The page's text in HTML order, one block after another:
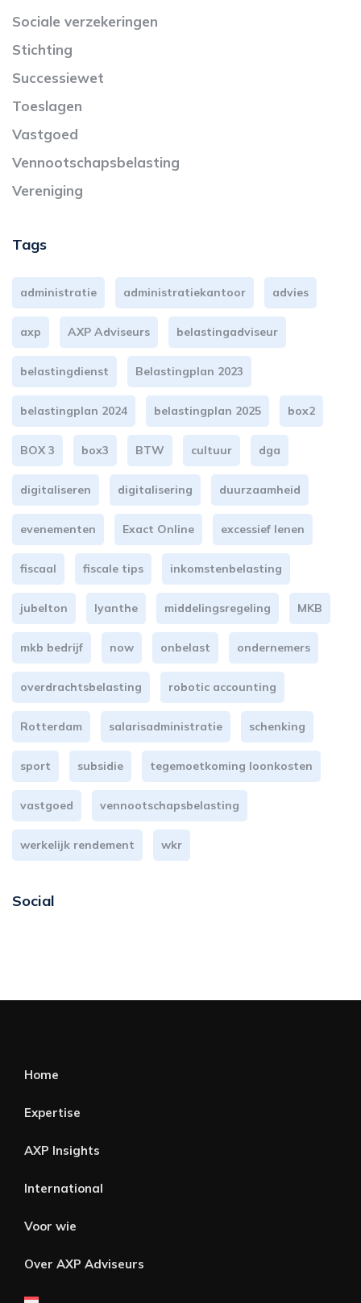
Sociale verzekeringen
Stichting
Successiewet
Toeslagen
Vastgoed
Vennootschapsbelasting
Vereniging
Tags
administratie administratiekantoor advies
axp AXP Adviseurs belastingadviseur
belastingdienst Belastingplan 2023
belastingplan 2024 belastingplan 2025 box2
BOX 3 box3 BTW cultuur dga
digitaliseren digitalisering duurzaamheid
evenementen Exact Online excessief lenen
fiscaal fiscale tips inkomstenbelasting
jubelton lyanthe middelingsregeling MKB
mkb bedrijf now onbelast ondernemers
overdrachtsbelasting robotic accounting
Rotterdam salarisadministratie schenking
sport subsidie tegemoetkoming loonkosten
vastgoed vennootschapsbelasting
werkelijk rendement wkr
Social
Home
Expertise
AXP Insights
International
Voor wie
Over AXP Adviseurs